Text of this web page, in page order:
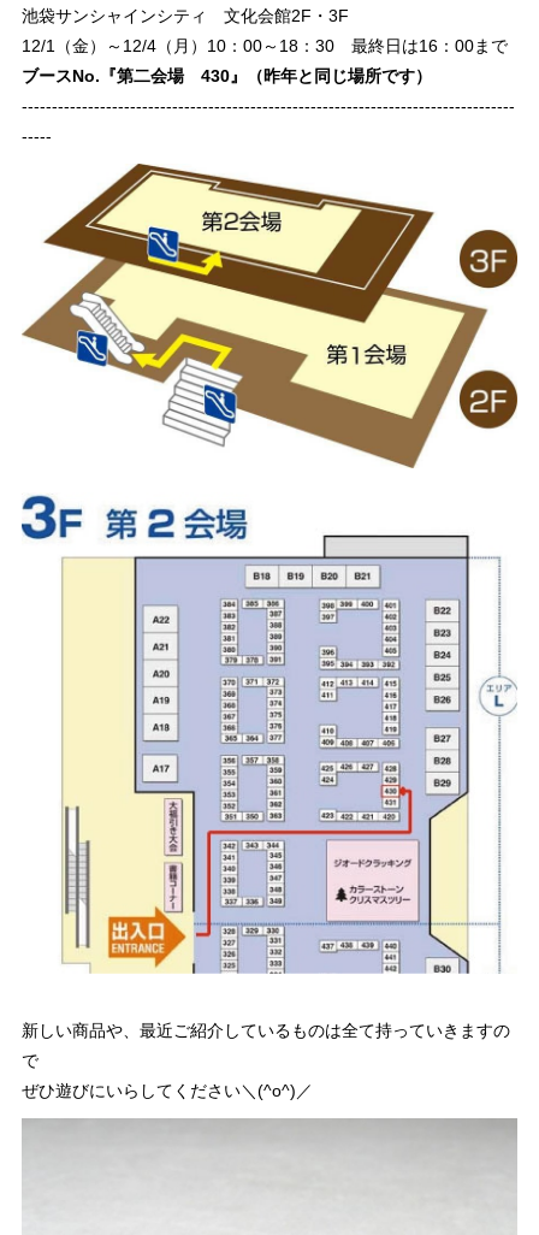
池袋サンシャインシティ 文化会館2F・3F
12/1（金）～12/4（月）10：00～18：30 最終日は16：00まで
ブースNo.『第二会場 430』（昨年と同じ場所です）
----------------------------------------------------------------------------------
-----
新しい商品や、最近ご紹介しているものは全て持っていきますの
で
ぜひ遊びにいらしてください＼(^o^)／